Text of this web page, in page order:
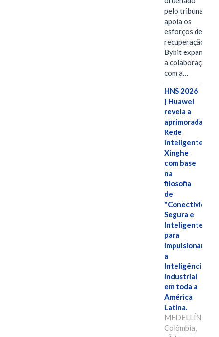
pelo tribunal
apoia os
esforços de
recuperação e
Bybit expande
a colaboração
com a…
HNS 2026
| Huawei
revela a
aprimorada
Rede
Inteligente
Xinghe
com base
na
filosofia
de
"Conectividade
Segura e
Inteligente"
para
impulsionar
a
Inteligência
Industrial
em toda a
América
Latina.
MEDELLÍN,
Colômbia,